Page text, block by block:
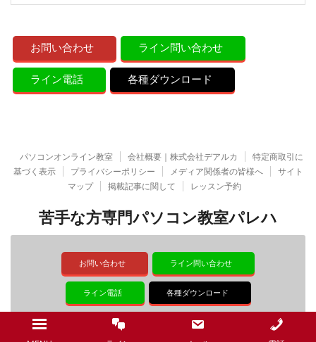
お問い合わせ ライン問い合わせ
ライン電話 各種ダウンロード
パソコンオンライン教室 会社概要｜株式会社デアルカ
特定商取引に
基づく表示
プライバシーポリシー メディア関係者の皆様へ
サイト
マップ
掲載記事に関して レッスン予約
苦手な方専門パソコン教室パレハ
お問い合わせ ライン問い合わせ
ライン電話 各種ダウンロード
© 2026 苦手な方専門パソコン教室パレハ